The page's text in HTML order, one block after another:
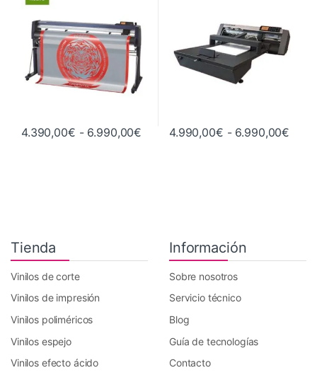
4.390,00€ - 6.990,00€ Rango de precios: desde
Este producto tiene múltiples variantes. Las opciones se
4.990,00€ - 6.990,00€
Este producto tiene múltiples
Tienda
Vinilos de corte
Vinilos de impresión
Vinilos poliméricos
Vinilos espejo
Vinilos efecto ácido
Información
Sobre nosotros
Servicio técnico
Blog
Guía de tecnologías
Contacto